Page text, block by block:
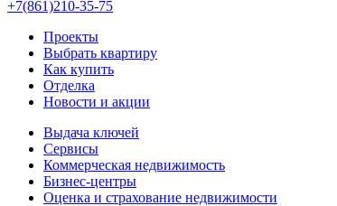
+7(861)210-35-75
Проекты
Выбрать квартиру
Как купить
Отделка
Новости и акции
Выдача ключей
Сервисы
Коммерческая недвижимость
Бизнес-центры
Оценка и страхование недвижимости